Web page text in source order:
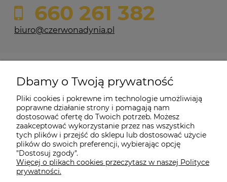
660 261 382
biuro@czerwonadynia.pl
Moje konto
O firmie
Czerwona Dynia|ul. Konarskiego 9a| 66-200 Świebodzin |
Dbamy o Twoją prywatność
Pliki cookies i pokrewne im technologie umożliwiają
poprawne działanie strony i pomagają nam
dostosować ofertę do Twoich potrzeb. Możesz
zaakceptować wykorzystanie przez nas wszystkich
tych plików i przejść do sklepu lub dostosować użycie
plików do swoich preferencji, wybierając opcję
"Dostosuj zgody".
Więcej o plikach cookies przeczytasz w naszej Polityce
prywatności.